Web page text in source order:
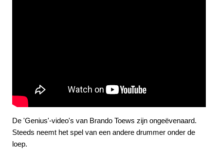
De 'Genius'-video's van Brando Toews zijn ongeëvenaard.
Steeds neemt het spel van een andere drummer onder de
loep.